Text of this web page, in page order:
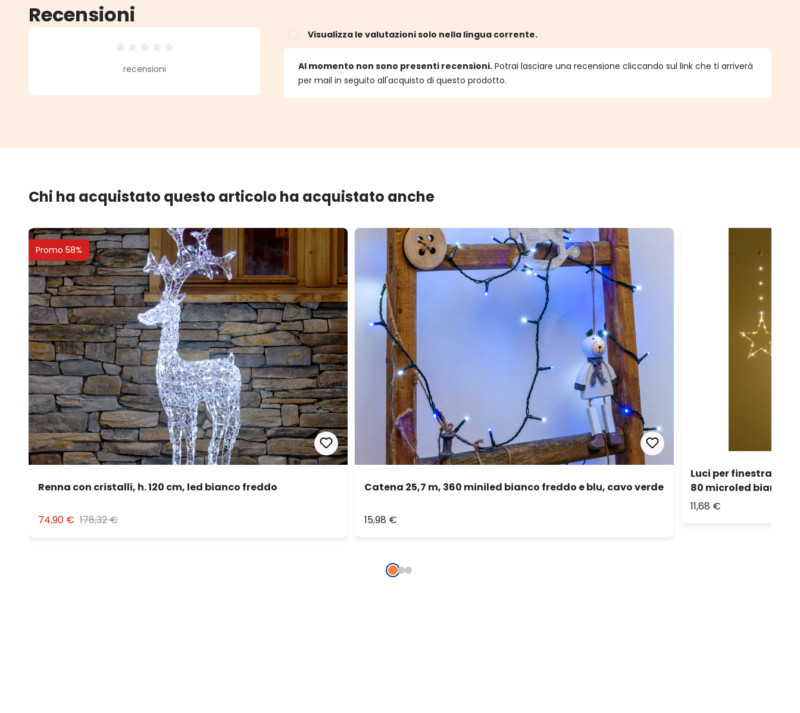
Recensioni
Valutazione media di 0 su 5 stelle
recensioni
Visualizza le valutazioni solo nella lingua corrente.
Al momento non sono presenti recensioni. Potrai lasciare una recensione cliccando sul link che ti arriverà
per mail in seguito all'acquisto di questo prodotto.
Chi ha acquistato questo articolo ha acquistato anche
Promo 58%
Renna con cristalli, h. 120 cm, led bianco freddo
74,90 € 178,32 €
Catena 25,7 m, 360 miniled bianco freddo e blu, cavo verde
15,98 €
Luci per finestra a
80 microled bianco
11,68 €